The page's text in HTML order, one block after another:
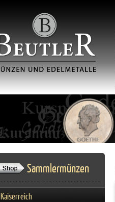
Sammlermünzen
Kaiserreich